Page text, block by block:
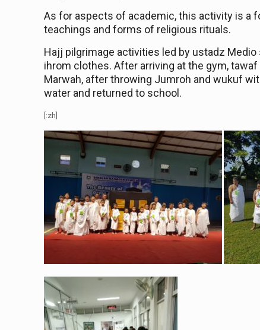
As for aspects of academic, this activity is a
teachings and forms of religious rituals.
Hajj pilgrimage activities led by ustadz Medio
ihrom clothes. After arriving at the gym, tawaf
Marwah, after throwing Jumroh and wukuf
water and returned to school.
[:zh]